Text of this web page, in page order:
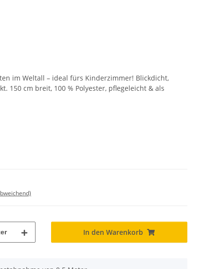
im Weltall – ideal fürs Kinderzimmer! Blickdicht,
150 cm breit, 100 % Polyester, pflegeleicht & als
In den Warenkorb